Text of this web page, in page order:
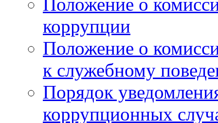
коррупции
Положение о
к служебному
Порядок
коррупционных